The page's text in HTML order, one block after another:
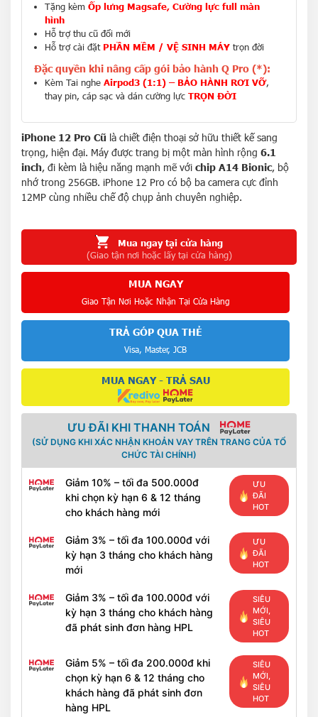
Tặng kèm Ốp lưng Magsafe, Cường lực full màn
hình
Hỗ trợ thu cũ đổi mới
Hỗ trợ cài đặt PHẦN MỀM / VỆ SINH MÁY trọn đời
Đặc quyền khi nâng cấp gói bảo hành Q Pro (*):
Kèm Tai nghe Airpod3 (1:1) – BẢO HÀNH RƠI VỠ,
thay pin, cáp sạc và dán cường lực TRỌN ĐỜI
iPhone 12 Pro Cũ là chiết điện thoại sở hữu thiết kế sang
trọng, hiện đại. Máy được trang bị một màn hình rộng 6.1
inch, đi kèm là hiệu năng mạnh mẽ với chip A14 Bionic, bộ
nhớ trong 256GB. iPhone 12 Pro có bộ ba camera cực đỉnh
12MP cùng nhiều chế độ chụp ảnh chuyên nghiệp.
Mua ngay tại cửa hàng
(Giao tận nơi hoặc lấy tại cửa hàng)
MUA NGAY
Giao Tận Nơi Hoặc Nhận Tại Cửa Hàng
TRẢ GÓP QUA THẺ
Visa, Master, JCB
MUA NGAY - TRẢ SAU
ƯU ĐÃI KHI THANH TOÁN
(SỬ DỤNG KHI XÁC NHẬN KHOẢN VAY TRÊN TRANG CỦA TỔ
CHỨC TÀI CHÍNH)
Giảm 10% – tối đa 500.000đ
khi chọn kỳ hạn 6 & 12 tháng
cho khách hàng mới
ƯU
ĐÃI
HOT
Giảm 3% – tối đa 100.000đ với
kỳ hạn 3 tháng cho khách hàng
mới
ƯU
ĐÃI
HOT
Giảm 3% – tối đa 100.000đ với
kỳ hạn 3 tháng cho khách hàng
đã phát sinh đơn hàng HPL
SIÊU
MỚI,
SIÊU
HOT
Giảm 5% – tối đa 200.000đ khi
chọn kỳ hạn 6 & 12 tháng cho
khách hàng đã phát sinh đơn
hàng HPL
SIÊU
MỚI,
SIÊU
HOT